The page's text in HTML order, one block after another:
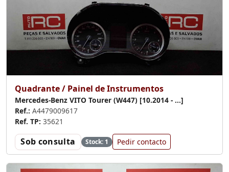
Quadrante / Painel de Instrumentos
Mercedes-Benz VITO Tourer (W447) [10.2014 - ...]
Ref.: A4479009617
Ref. TP: 35621
Sob consulta Stock: 1 Pedir contacto